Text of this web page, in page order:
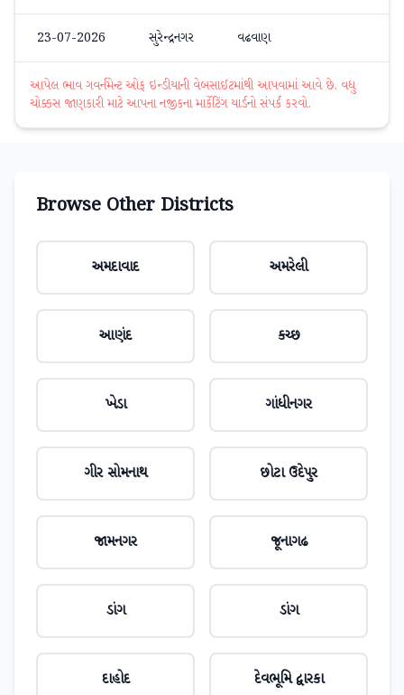
23-07-2026 સુરેન્દ્રનગર વઢવાણ
આપેલ ભાવ ગવર્નમેન્ટ ઓફ ઇન્ડીયાની વેબસાઈટમાંથી આપવામાં આવે છે. વધુ
ચોક્કસ જાણકારી માટે આપના નજીકના માર્કેટિંગ યાર્ડનો સંપર્ક કરવો.
Browse Other Districts
અમદાવાદ અમરેલી
આણંદ કચ્છ
ખેડા ગાંધીનગર
ગીર સોમનાથ છોટા ઉદેપુર
જામનગર જૂનાગઢ
ડાંગ ડાંગ
દાહોદ દેવભૂમિ દ્વારકા